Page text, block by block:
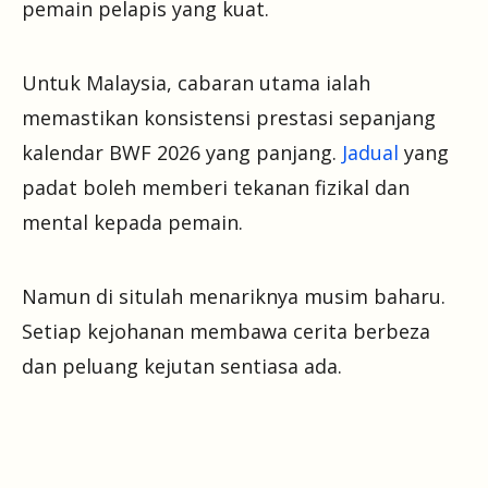
pemain pelapis yang kuat.
Untuk Malaysia, cabaran utama ialah
memastikan konsistensi prestasi sepanjang
kalendar BWF 2026 yang panjang. Jadual yang
padat boleh memberi tekanan fizikal dan
mental kepada pemain.
Namun di situlah menariknya musim baharu.
Setiap kejohanan membawa cerita berbeza
dan peluang kejutan sentiasa ada.